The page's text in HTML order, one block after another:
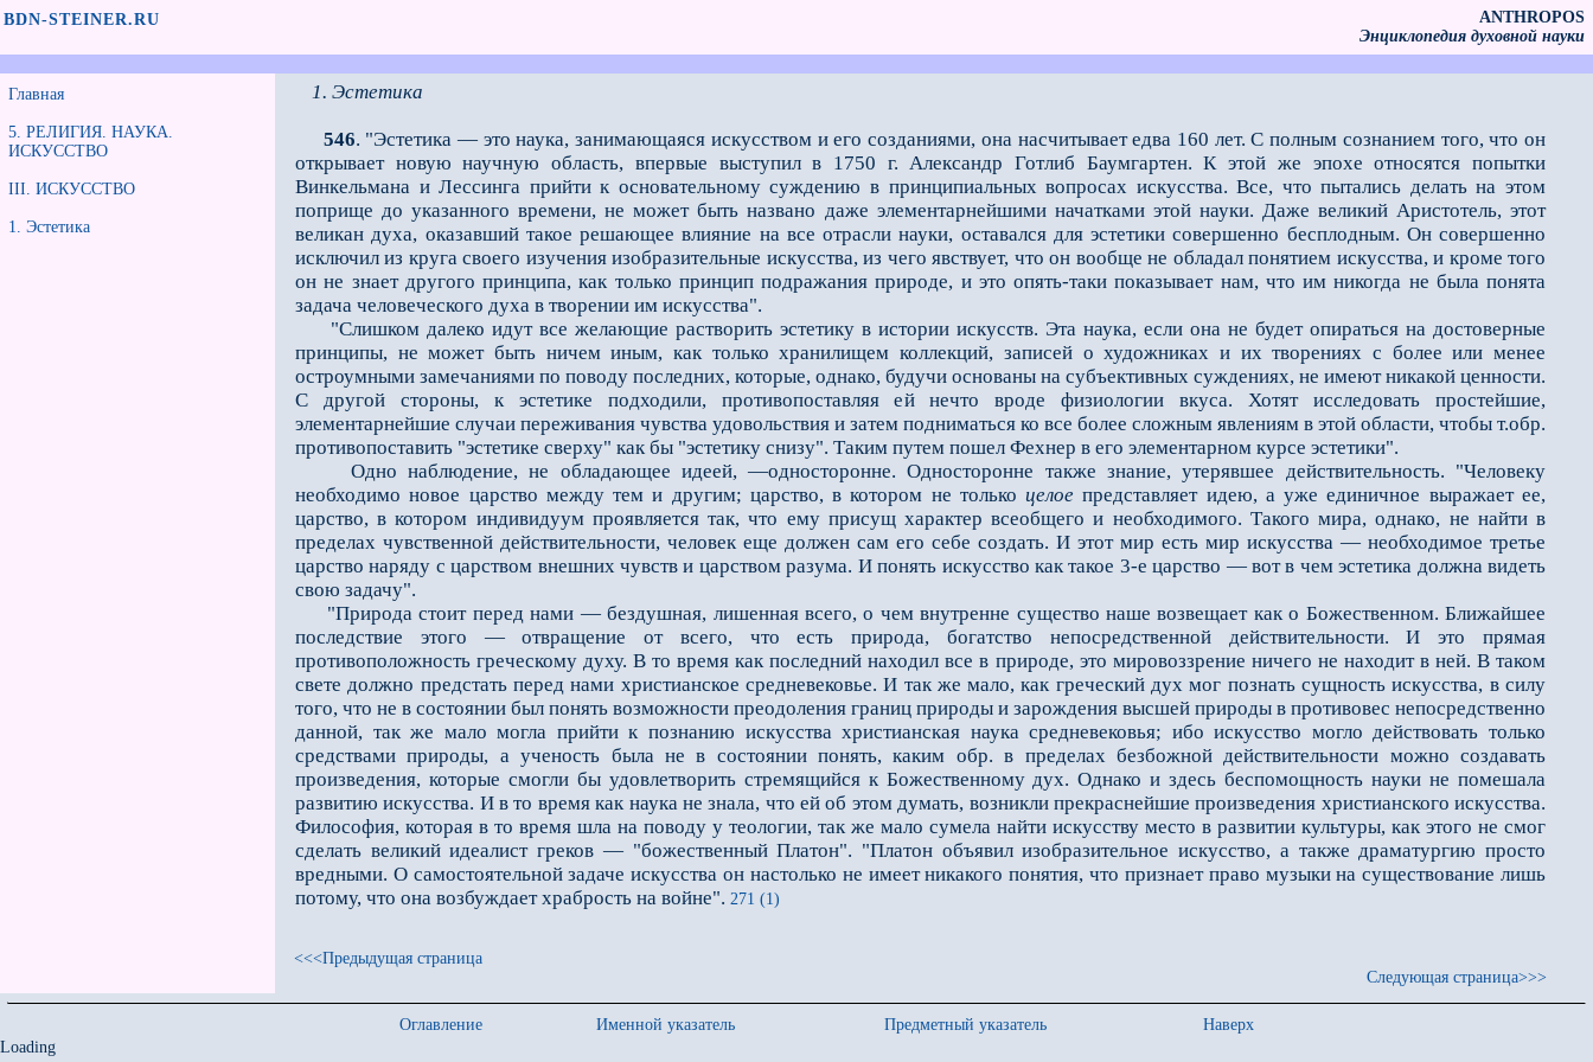
BDN-STEINER.RU
ANTHROPOS
Энциклопедия духовной науки
Главная
5. РЕЛИГИЯ. НАУКА.
ИСКУССТВО
III. ИСКУССТВО
1. Эстетика
1. Эстетика
546. "Эстетика — это наука, занимающаяся искусством и его созданиями, она насчитывает едва 160 лет. С полным сознанием того, что он
открывает новую научную область, впервые выступил в 1750 г. Александр Готлиб Баумгартен. К этой же эпохе относятся попытки
Винкельмана и Лессинга прийти к основательному суждению в принципиальных вопросах искусства. Все, что пытались делать на этом
поприще до указанного времени, не может быть названо даже элементарнейшими начатками этой науки. Даже великий Аристотель, этот
великан духа, оказавший такое решающее влияние на все отрасли науки, оставался для эстетики совершенно бесплодным. Он совершенно
исключил из круга своего изучения изобразительные искусства, из чего явствует, что он вообще не обладал понятием искусства, и кроме того
он не знает другого принципа, как только принцип подражания природе, и это опять-таки показывает нам, что им никогда не была понята
задача человеческого духа в творении им искусства".
"Слишком далеко идут все желающие растворить эстетику в истории искусств. Эта наука, если она не будет опираться на достоверные
принципы, не может быть ничем иным, как только хранилищем коллекций, записей о художниках и их творениях с более или менее
остроумными замечаниями по поводу последних, которые, однако, будучи основаны на субъективных суждениях, не имеют никакой ценности.
С другой стороны, к эстетике подходили, противопоставляя ей нечто вроде физиологии вкуса. Хотят исследовать простейшие,
элементарнейшие случаи переживания чувства удовольствия и затем подниматься ко все более сложным явлениям в этой области, чтобы т.обр.
противопоставить "эстетике сверху" как бы "эстетику снизу". Таким путем пошел Фехнер в его элементарном курсе эстетики".
Одно наблюдение, не обладающее идеей, —односторонне. Односторонне также знание, утерявшее действительность. "Человеку
необходимо новое царство между тем и другим; царство, в котором не толькоцелое представляет идею, а уже единичное выражает ее,
царство, в котором индивидуум проявляется так, что ему присущ характер всеобщего и необходимого. Такого мира, однако, не найти в
пределах чувственной действительности, человек еще должен сам его себе создать. И этот мир есть мир искусства — необходимое третье
царство наряду с царством внешних чувств и царством разума. И понять искусство как такое 3-е царство — вот в чем эстетика должна видеть
свою задачу".
"Природа стоит перед нами — бездушная, лишенная всего, о чем внутренне существо наше возвещает как о Божественном. Ближайшее
последствие этого — отвращение от всего, что есть природа, богатство непосредственной действительности. И это прямая
противоположность греческому духу. В то время как последний находил все в природе, это мировоззрение ничего не находит в ней. В таком
свете должно предстать перед нами христианское средневековье. И так же мало, как греческий дух мог познать сущность искусства, в силу
того, что не в состоянии был понять возможности преодоления границ природы и зарождения высшей природы в противовес непосредственно
данной, так же мало могла прийти к познанию искусства христианская наука средневековья; ибо искусство могло действовать только
средствами природы, а ученость была не в состоянии понять, каким обр. в пределах безбожной действительности можно создавать
произведения, которые смогли бы удовлетворить стремящийся к Божественному дух. Однако и здесь беспомощность науки не помешала
развитию искусства. И в то время как наука не знала, что ей об этом думать, возникли прекраснейшие произведения христианского искусства.
Философия, которая в то время шла на поводу у теологии, так же мало сумела найти искусству место в развитии культуры, как этого не смог
сделать великий идеалист греков — "божественный Платон". "Платон объявил изобразительное искусство, а также драматургию просто
вредными. О самостоятельной задаче искусства он настолько не имеет никакого понятия, что признает право музыки на существование лишь
потому, что она возбуждает храбрость на войне". 271 (1)
<<<Предыдущая страница
Следующая страница>>>
Оглавление Именной указатель Предметный указатель
Наверх
Loading